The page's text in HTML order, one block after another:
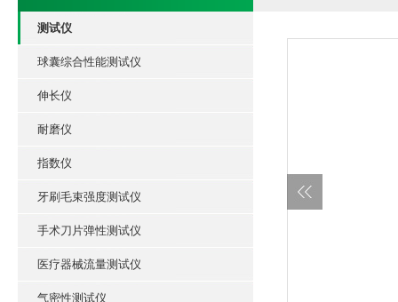
测试仪
球囊综合性能测试仪
伸长仪
耐磨仪
指数仪
牙刷毛束强度测试仪
手术刀片弹性测试仪
医疗器械流量测试仪
气密性测试仪